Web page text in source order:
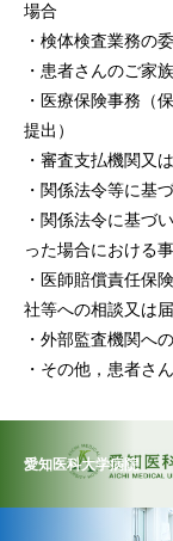
場合
・検体検査業務の
・患者さんのご家
・医療保険事務（
提出）
・審査支払機関又
・関係法令等に基
・関係法令に基づ
った場合における
・医師賠償責任保
社等への相談又は
・外部監査機関へ
・その他，患者さ
愛知医科大学病院